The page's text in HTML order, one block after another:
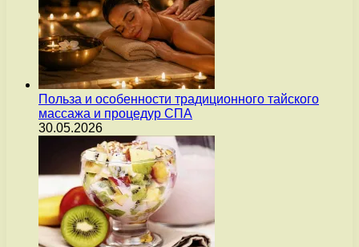
Польза и особенности традиционного тайского
массажа и процедур СПА
30.05.2026